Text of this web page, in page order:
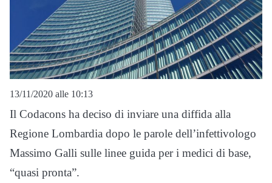
13/11/2020 alle 10:13
Il Codacons ha deciso di inviare una diffida alla
Regione Lombardia dopo le parole dell’infettivologo
Massimo Galli sulle linee guida per i medici di base,
“quasi pronta”.